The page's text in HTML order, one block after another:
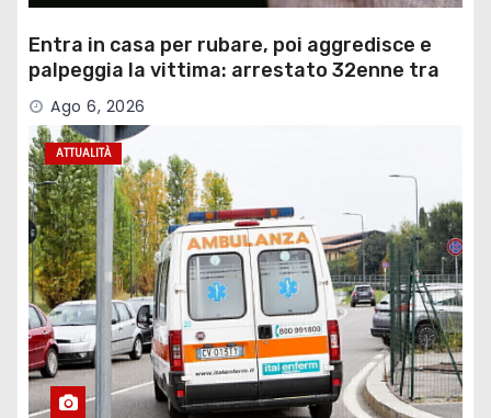
Entra in casa per rubare, poi aggredisce e
palpeggia la vittima: arrestato 32enne tra
Mont…
Ago 6, 2026
ATTUALITÀ